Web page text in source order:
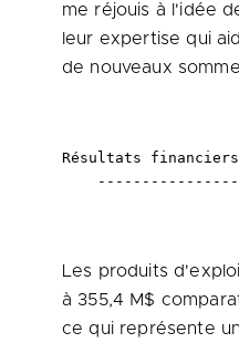
me réjouis à l'idée
leur expertise qui
de nouveaux
Résultats financiers
Les produits
à 355,4 M$
ce qui représente